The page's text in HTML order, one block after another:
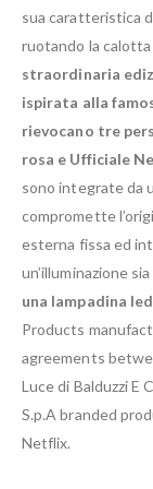
sua caratteristica
ruotando la
straordinaria
ispirata alla
rievocano tre
rosa e Ufficiale
sono integrate da
compromette
esterna fissa ed
un’illuminazione
una lampadina
Products
agreements
Luce di Balduzzi E
S.p.A branded
Netflix.